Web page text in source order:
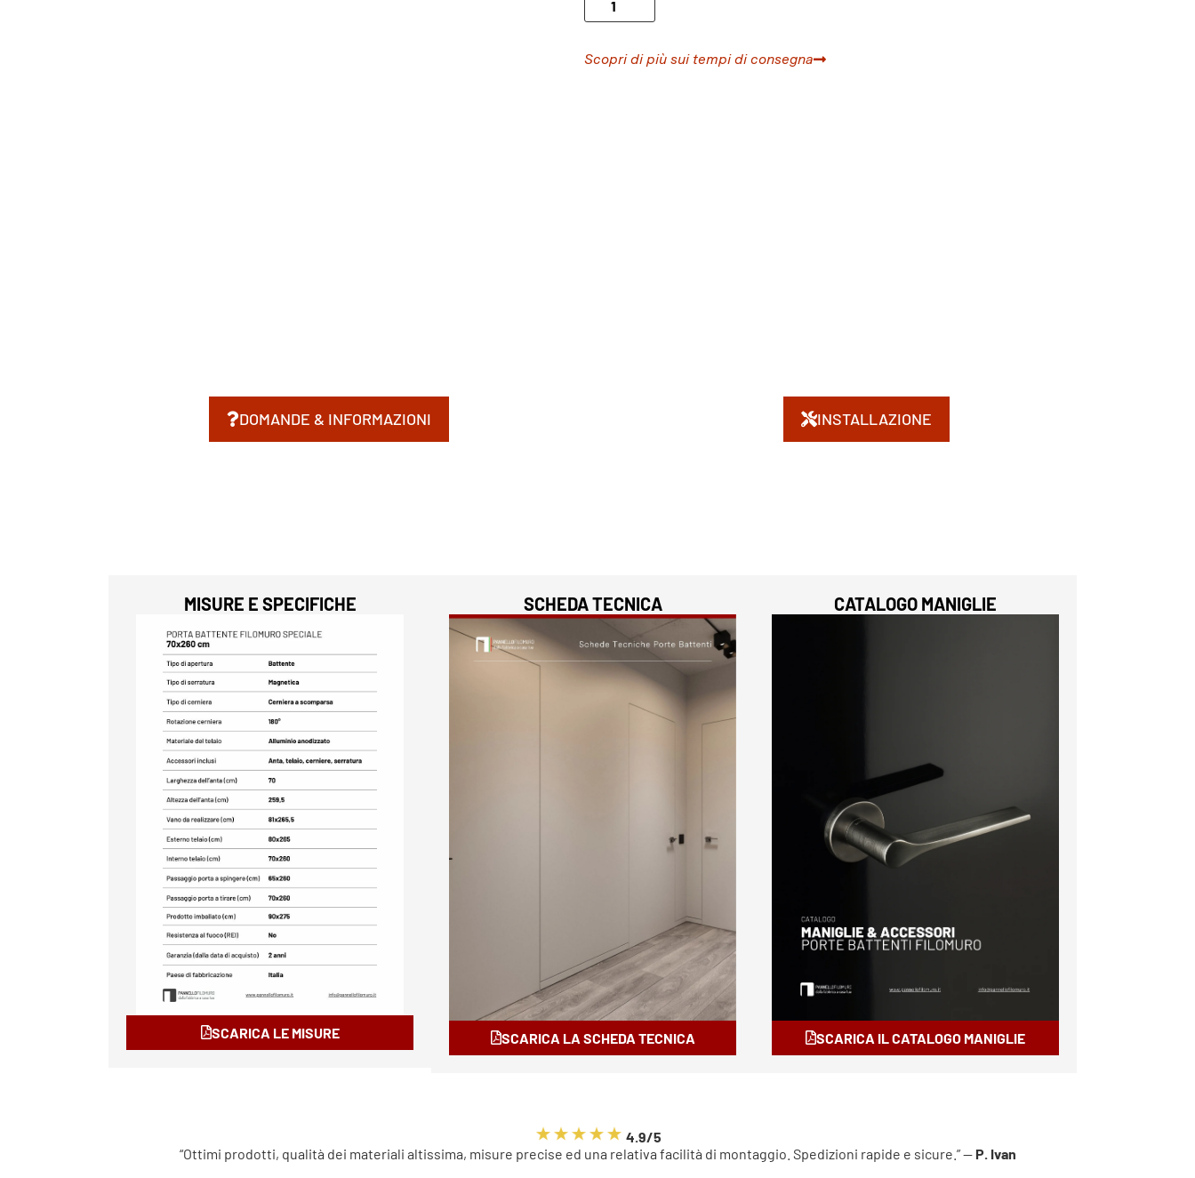
Scopri di più sui tempi di consegna
DOMANDE & INFORMAZIONI INSTALLAZIONE
MISURE E SPECIFICHE
SCARICA LE MISURE
SCHEDA TECNICA
SCARICA LA SCHEDA TECNICA
CATALOGO MANIGLIE
SCARICA IL CATALOGO MANIGLIE
4.9/5
“Ottimi prodotti, qualità dei materiali altissima, misure precise ed una relativa facilità di montaggio. Spedizioni rapide e sicure.” — P. Ivan